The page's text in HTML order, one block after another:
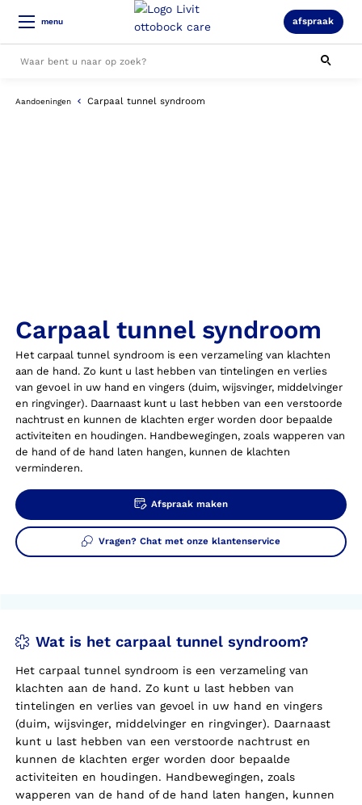
menu afspraak
Alle resultaten
Aandoeningen Carpaal tunnel syndroom
Carpaal tunnel syndroom
Het carpaal tunnel syndroom is een verzameling van klachten
aan de hand. Zo kunt u last hebben van tintelingen en verlies
van gevoel in uw hand en vingers (duim, wijsvinger, middelvinger
en ringvinger). Daarnaast kunt u last hebben van een verstoorde
nachtrust en kunnen de klachten erger worden door bepaalde
activiteiten en houdingen. Handbewegingen, zoals wapperen van
de hand of de hand laten hangen, kunnen de klachten
verminderen.
Afspraak maken
Vragen? Chat met onze klantenservice
Wat is het carpaal tunnel syndroom?
Het carpaal tunnel syndroom is een verzameling van
klachten aan de hand. Zo kunt u last hebben van
tintelingen en verlies van gevoel in uw hand en vingers
(duim, wijsvinger, middelvinger en ringvinger). Daarnaast
kunt u last hebben van een verstoorde nachtrust en
kunnen de klachten erger worden door bepaalde
activiteiten en houdingen. Handbewegingen, zoals
wapperen van de hand of de hand laten hangen, kunnen